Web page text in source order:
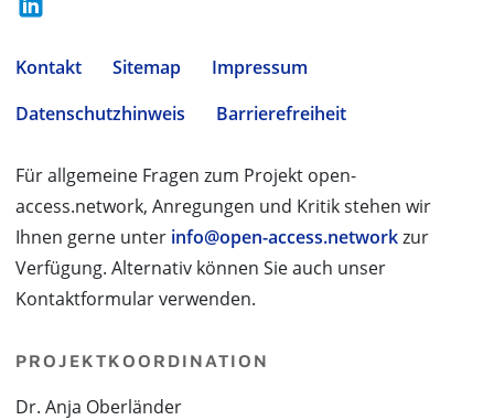
Kontakt Sitemap
Impressum
Datenschutzhinweis
Barrierefreiheit
Für allgemeine Fragen zum Projekt open-
access.network, Anregungen und Kritik stehen wir
Ihnen gerne unter info@open-access.networkzur
Verfügung. Alternativ können Sie auch unser
Kontaktformular verwenden.
PROJEKTKOORDINATION
Dr. Anja Oberländer